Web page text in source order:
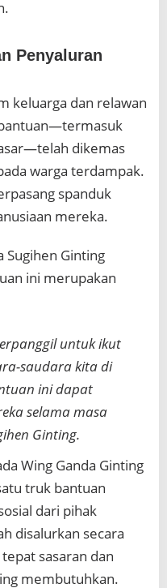
Penyaluran
keluarga dan relawan
dikemas
warga terdampak.
spanduk
mereka.
Sugihen Ginting
ini merupakan
untuk ikut
saudara kita di
ini dapat
selama masa
Ginting.
Wing Ganda Ginting
truk bantuan
dari pihak
disalurkan secara
sasaran dan
membutuhkan.